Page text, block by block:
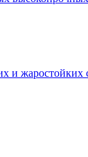
и жаростойких